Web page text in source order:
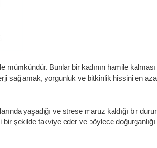
mümkündür. Bunlar bir kadının hamile
sağlamak, yorgunluk ve bitkinlik hissini en
yaşadığı ve strese maruz kaldığı bir
şekilde takviye eder ve böylece